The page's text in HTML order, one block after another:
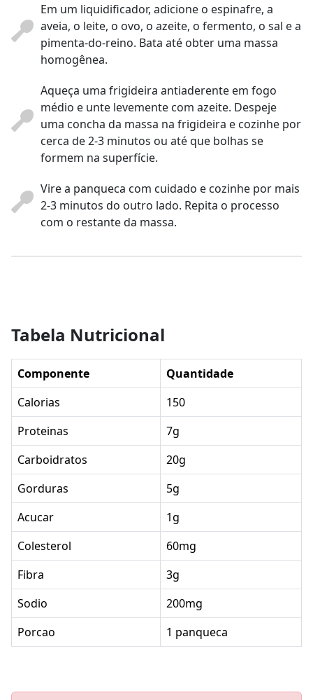
Em um liquidificador, adicione o espinafre, a
aveia, o leite, o ovo, o azeite, o fermento, o sal e a
pimenta-do-reino. Bata até obter uma massa
homogênea.
Aqueça uma frigideira antiaderente em fogo
médio e unte levemente com azeite. Despeje
uma concha da massa na frigideira e cozinhe por
cerca de 2-3 minutos ou até que bolhas se
formem na superfície.
Vire a panqueca com cuidado e cozinhe por mais
2-3 minutos do outro lado. Repita o processo
com o restante da massa.
Tabela Nutricional
Componente
Quantidade
Calorias
150
Proteinas
7g
Carboidratos
20g
Gorduras
5g
Acucar
1g
Colesterol
60mg
Fibra
3g
Sodio
200mg
Porcao
1 panqueca